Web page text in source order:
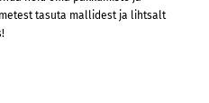
tasuta mallidest ja lihtsalt